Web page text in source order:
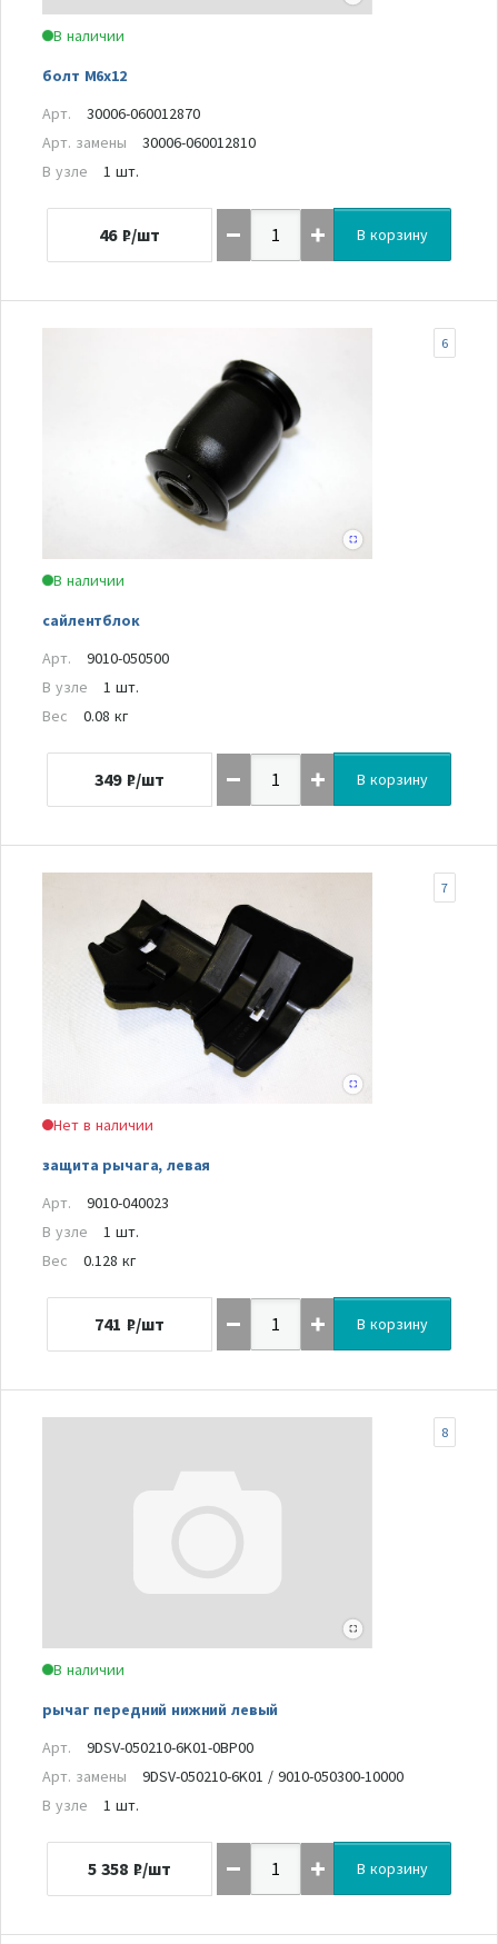
В наличии
болт М6х12
Арт.
30006-060012870
Арт. замены
30006-060012810
В узле
1 шт.
46 ₽/шт В корзину
В наличии
сайлентблок
6
Арт.
9010-050500
В узле
1 шт.
Вес
0.08 кг
349 ₽/шт В корзину
Нет в наличии
защита рычага, левая
7
Арт.
9010-040023
В узле
1 шт.
Вес
0.128 кг
741 ₽/шт В корзину
В наличии
рычаг передний нижний левый
8
Арт.
9DSV-050210-6K01-0BP00
Арт. замены
9DSV-050210-6K01 / 9010-050300-10000
В узле
1 шт.
5 358 ₽/шт В корзину